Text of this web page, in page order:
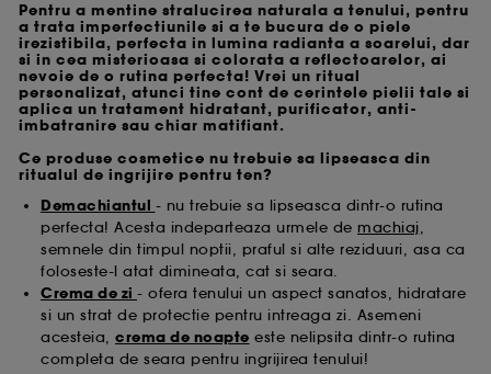
Pentru a mentine stralucirea naturala a tenului, pentru
a trata imperfectiunile si a te bucura de o piele
irezistibila, perfecta in lumina radianta a soarelui, dar
si in cea misterioasa si colorata a reflectoarelor, ai
nevoie de o rutina perfecta! Vrei un ritual
personalizat, atunci tine cont de cerintele pielii tale si
aplica un tratament hidratant, purificator, anti-
imbatranire sau chiar matifiant.
Ce produse cosmetice nu trebuie sa lipseasca din
ritualul de ingrijire pentru ten?
Demachiantul - nu trebuie sa lipseasca dintr-o rutina
perfecta! Acesta indeparteaza urmele de machiaj,
semnele din timpul noptii, praful si alte reziduuri, asa ca
foloseste-l atat dimineata, cat si seara.
Crema de zi - ofera tenului un aspect sanatos, hidratare
si un strat de protectie pentru intreaga zi. Asemeni
acesteia, crema de noapte este nelipsita dintr-o rutina
completa de seara pentru ingrijirea tenului!